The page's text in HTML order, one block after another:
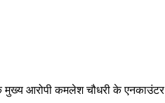
आरोपी कमलेश चौधरी के